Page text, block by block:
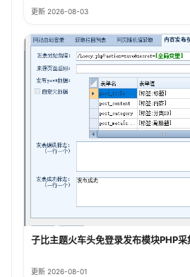
更新 2026-08-03
子比主题火车头免登录发布模块PHP采
更新 2026-08-01